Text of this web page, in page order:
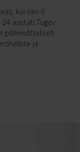
kui olin 6
aastat! Tugev
põhimõtteliselt
ja